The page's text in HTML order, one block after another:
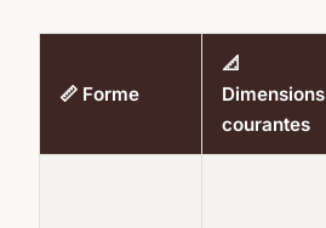
📏 Forme
📐
Dimensions
courantes